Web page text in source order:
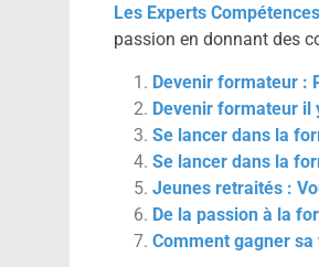
Les Experts Compétences
passion en donnant des
Devenir formateur :
Devenir formateur il
Se lancer dans la
Se lancer dans la
Jeunes retraités :
De la passion à la
Comment gagner